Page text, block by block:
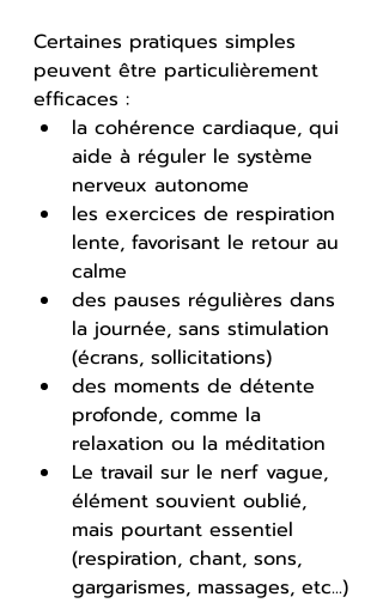
Certaines pratiques simples
peuvent être particulièrement
efficaces :
la cohérence cardiaque, qui
aide à réguler le système
nerveux autonome
les exercices de respiration
lente, favorisant le retour au
calme
des pauses régulières dans
la journée, sans stimulation
(écrans, sollicitations)
des moments de détente
profonde, comme la
relaxation ou la méditation
Le travail sur le nerf vague,
élément souvient oublié,
mais pourtant essentiel
(respiration, chant, sons,
gargarismes, massages, etc...)